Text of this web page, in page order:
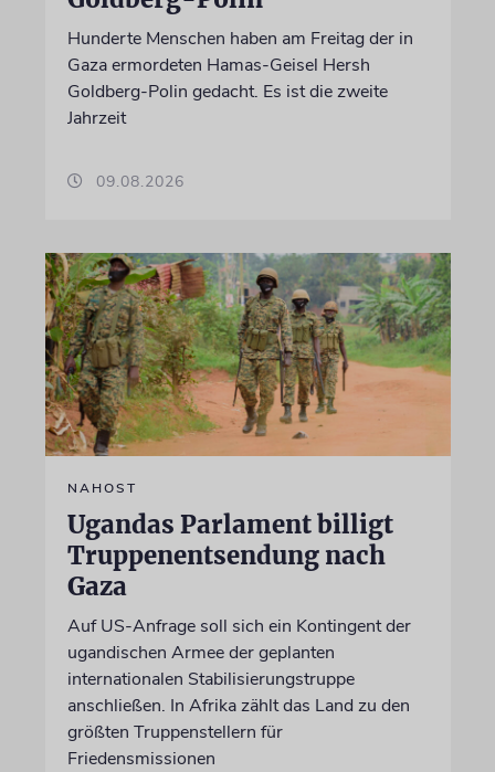
Hunderte Menschen haben am Freitag der in
Gaza ermordeten Hamas-Geisel Hersh
Goldberg-Polin gedacht. Es ist die zweite
Jahrzeit
09.08.2026
NAHOST
Ugandas Parlament billigt
Truppenentsendung nach
Gaza
Auf US-Anfrage soll sich ein Kontingent der
ugandischen Armee der geplanten
internationalen Stabilisierungstruppe
anschließen. In Afrika zählt das Land zu den
größten Truppenstellern für
Friedensmissionen